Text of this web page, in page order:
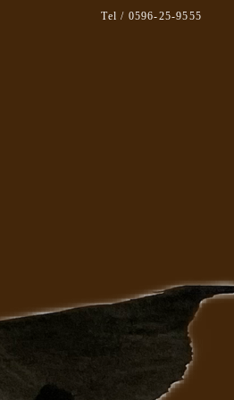
Tel / 0596-25-9555